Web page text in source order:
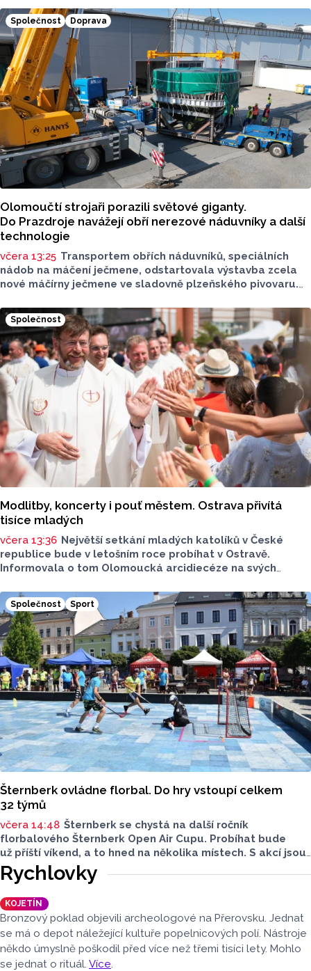
12 kandidátních listin.
Společnost Doprava
Olomoučtí strojaři porazili světové giganty.
Do Prazdroje navážejí obří nerezové náduvníky a další
technologie
včera 13:25 Transportem obřích náduvníků, speciálních
nádob na máčení ječmene, odstartovala výstavba zcela
nové máčírny ječmene ve sladovně plzeňského pivovaru.
MALT, která dokázala v úterý 4. srpna úspěšně převézt
z Olomouce v pořadí již čtvrtá masivní vlna přepravy
nadměrných nákladů snerezovými náduvníky.
Společnost
Modlitby, koncerty i pouť městem. Ostrava přivítá
tisíce mladých
včera 13:36 Největší setkání mladých katolíků v České
republice bude v letošním roce probíhat v Ostravě.
Informovala o tom Olomoucká arcidiecéze na svých
se uskuteční od úterý 11. srpna až do neděle 16. srpna.
Očekává se přes 3 tisíce návštěvníků.
Společnost Sport
Šternberk ovládne florbal. Do hry vstoupí celkem
32 týmů
včera 14:48 Šternberk se chystá na další ročník
florbalového Šternberk Open Air Cupu. Probíhat bude
už příští víkend, a to hned na několika místech. S akcí jsou
spojené také dopravní uzavírky. Najdete mezi týmy svého
favorita?
Rychlovky
KOJETÍN
Bronzový poklad objevili archeologové na Přerovsku. Jednat
se má o depot náležející kultuře popelnicových polí. Nástroje
někdo úmyslně poškodil před více než třemi tisíci lety. Mohlo
se jednat o rituál. Více.